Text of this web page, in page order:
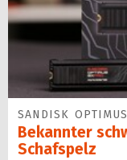
SANDISK
Bekannter
Schafspelz